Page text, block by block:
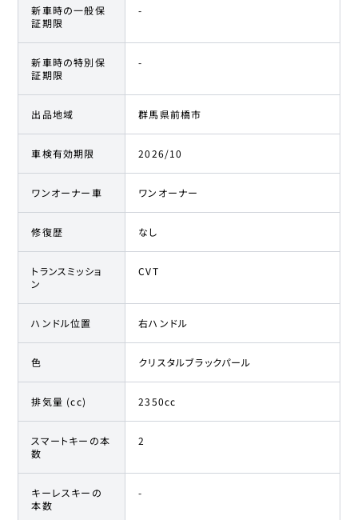
新車時の一般保
証期限
-
新車時の特別保
証期限
-
出品地域 群馬県前橋市
車検有効期限 2026/10
ワンオーナー車 ワンオーナー
修復歴 なし
トランスミッショ
ン
CVT
ハンドル位置 右ハンドル
色 クリスタルブラックパール
排気量 (cc) 2350cc
スマートキーの本
数
2
キーレスキーの
本数
-